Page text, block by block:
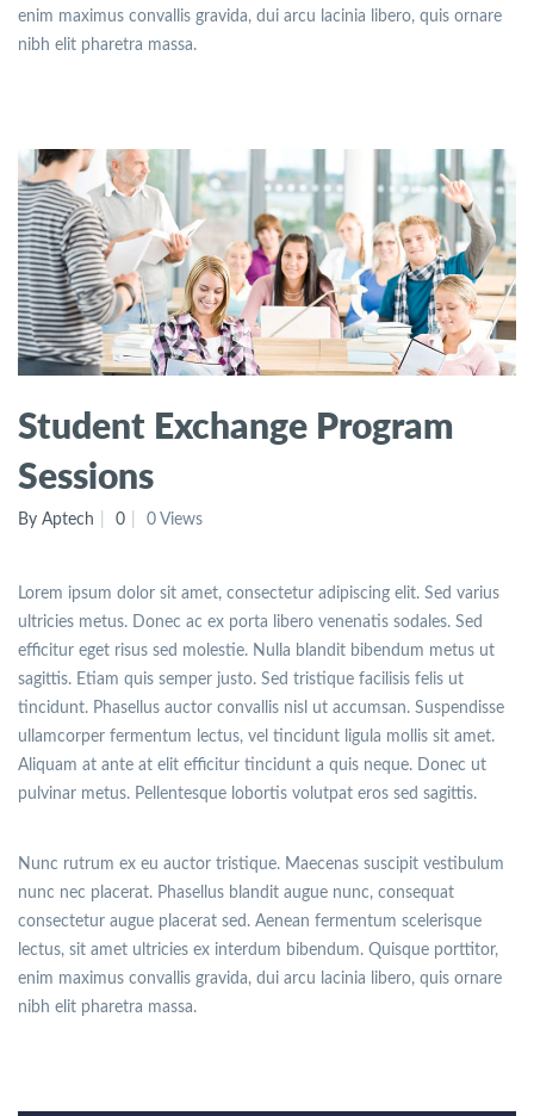
enim maximus convallis gravida, dui arcu lacinia libero, quis ornare
nibh elit pharetra massa.
Student Exchange Program
Sessions
By Aptech 0 0 Views
Lorem ipsum dolor sit amet, consectetur adipiscing elit. Sed varius
ultricies metus. Donec ac ex porta libero venenatis sodales. Sed
efficitur eget risus sed molestie. Nulla blandit bibendum metus ut
sagittis. Etiam quis semper justo. Sed tristique facilisis felis ut
tincidunt. Phasellus auctor convallis nisl ut accumsan. Suspendisse
ullamcorper fermentum lectus, vel tincidunt ligula mollis sit amet.
Aliquam at ante at elit efficitur tincidunt a quis neque. Donec ut
pulvinar metus. Pellentesque lobortis volutpat eros sed sagittis.
Nunc rutrum ex eu auctor tristique. Maecenas suscipit vestibulum
nunc nec placerat. Phasellus blandit augue nunc, consequat
consectetur augue placerat sed. Aenean fermentum scelerisque
lectus, sit amet ultricies ex interdum bibendum. Quisque porttitor,
enim maximus convallis gravida, dui arcu lacinia libero, quis ornare
nibh elit pharetra massa.